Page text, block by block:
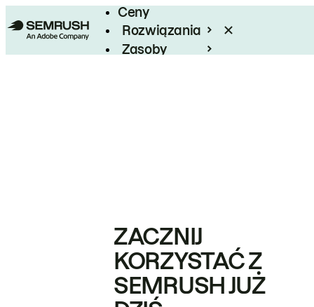
Ceny
Rozwiązania
Zasoby
ZACZNIJ
KORZYSTAĆ Z
SEMRUSH JUŻ